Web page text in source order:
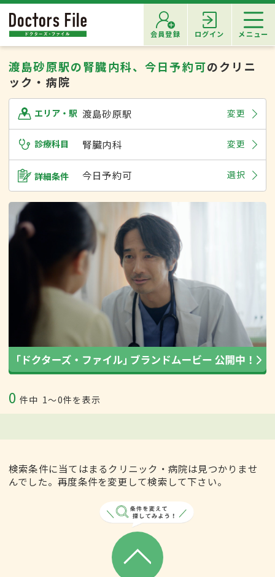
会員登録 ログイン メニュー
渡島砂原駅の腎臓内科、今日予約可のクリニ
ック・病院
エリア・駅 渡島砂原駅 変更
診療科目 腎臓内科 変更
詳細条件 今日予約可 選択
0 件中 1〜0件を表示
検索条件に当てはまるクリニック・病院は見つかりませ
んでした。再度条件を変更して検索して下さい。